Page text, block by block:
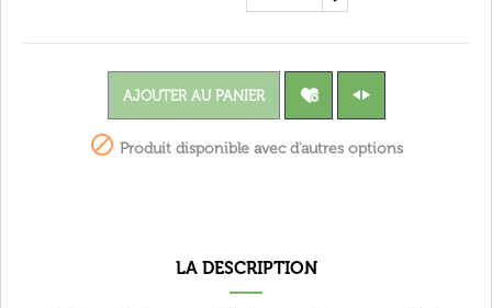
AJOUTER AU PANIER
 Produit disponible avec d'autres options
LA DESCRIPTION